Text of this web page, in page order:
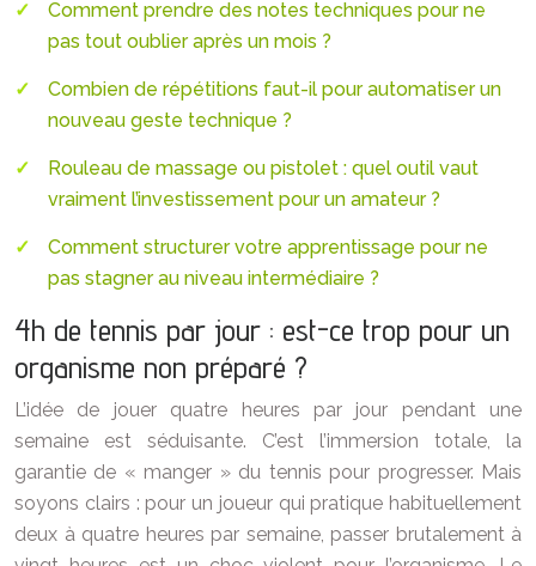
Comment prendre des notes techniques pour ne
pas tout oublier après un mois ?
Combien de répétitions faut-il pour automatiser un
nouveau geste technique ?
Rouleau de massage ou pistolet : quel outil vaut
vraiment l’investissement pour un amateur ?
Comment structurer votre apprentissage pour ne
pas stagner au niveau intermédiaire ?
4h de tennis par jour : est-ce trop pour un
organisme non préparé ?
L’idée de jouer quatre heures par jour pendant une
semaine est séduisante. C’est l’immersion totale, la
garantie de « manger » du tennis pour progresser. Mais
soyons clairs : pour un joueur qui pratique habituellement
deux à quatre heures par semaine, passer brutalement à